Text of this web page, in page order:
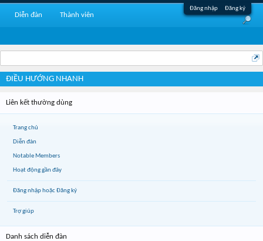
Đăng nhập Đăng ký
ĐIỀU HƯỚNG NHANH
Liên kết thường dùng
Trang chủ
Diễn đàn
Notable Members
Hoạt động gần đây
Đăng nhập hoặc Đăng ký
Trợ giúp
Danh sách diễn đàn
Diễn đàn Thành viên